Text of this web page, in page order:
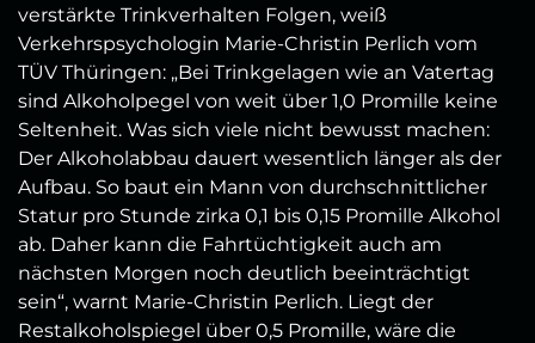
verstärkte Trinkverhalten Folgen, weiß
Verkehrspsychologin Marie-Christin Perlich vom
TÜV Thüringen: „Bei Trinkgelagen wie an Vatertag
sind Alkoholpegel von weit über 1,0 Promille keine
Seltenheit. Was sich viele nicht bewusst machen:
Der Alkoholabbau dauert wesentlich länger als der
Aufbau. So baut ein Mann von durchschnittlicher
Statur pro Stunde zirka 0,1 bis 0,15 Promille Alkohol
ab. Daher kann die Fahrtüchtigkeit auch am
nächsten Morgen noch deutlich beeinträchtigt
sein“, warnt Marie-Christin Perlich. Liegt der
Restalkoholspiegel über 0,5 Promille, wäre die